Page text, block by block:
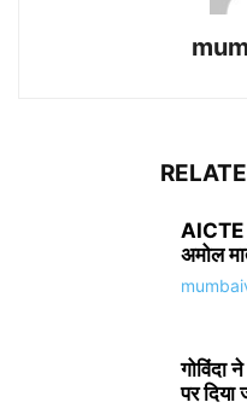
AICTE
अमोल
गोविंदा
पर दिया